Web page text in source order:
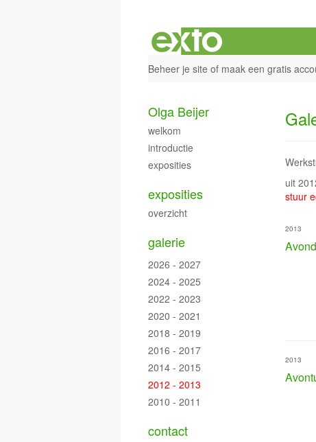
Beheer je site of maak een gratis
uit
stuur
2013
2013
Olga Beijer
welkom
introductie
exposities
exposities
overzicht
galerie
2026 - 2027
2024 - 2025
2022 - 2023
2020 - 2021
2018 - 2019
2016 - 2017
2014 - 2015
2012 - 2013
2010 - 2011
contact